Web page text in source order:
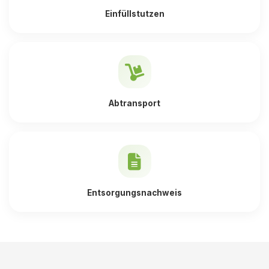
Einfüllstutzen
Abtransport
Entsorgungsnachweis